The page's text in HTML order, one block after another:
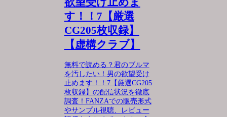
す！！7【厳選
CG205枚収録】
【虚構クラブ】
無料で読める？君のブルマ
を汚したい！男の欲望受け
止めます！！7【厳選CG205
枚収録】の配信状況を徹底
調査！FANZAでの販売形式
やサンプル視聴、レビュー